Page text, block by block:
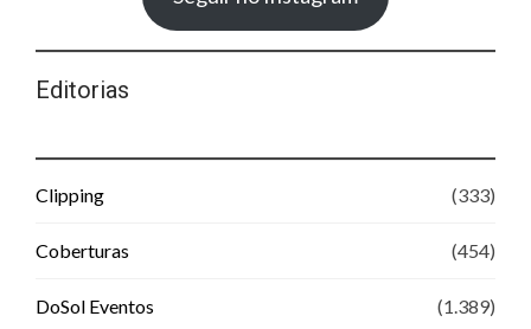
Editorias
Clipping (333)
Coberturas (454)
DoSol Eventos (1.389)